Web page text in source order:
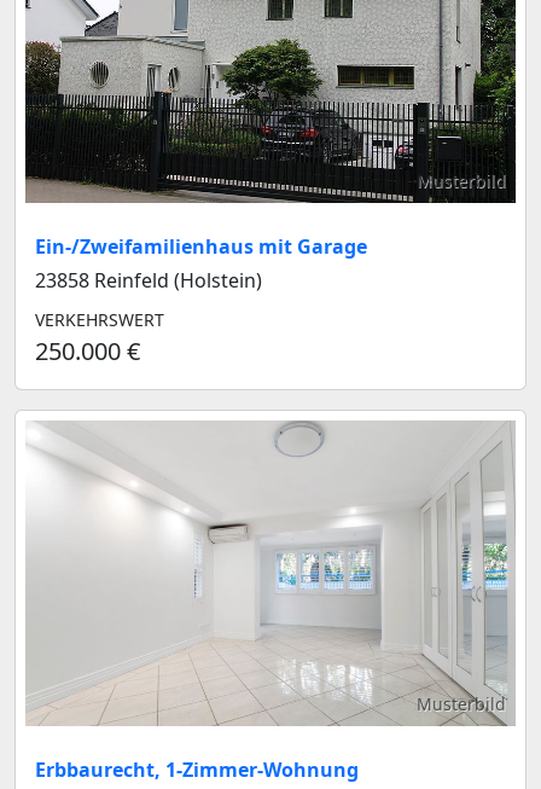
Musterbild
Ein-/Zweifamilienhaus mit Garage
23858 Reinfeld (Holstein)
VERKEHRSWERT
250.000 €
Musterbild
Erbbaurecht, 1-Zimmer-Wohnung